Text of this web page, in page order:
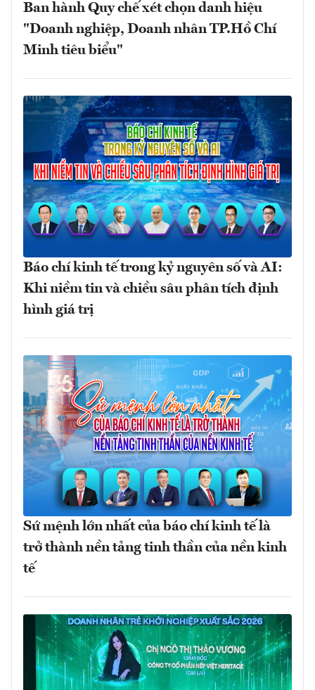
Ban hành Quy chế xét chọn danh hiệu
"Doanh nghiệp, Doanh nhân TP.Hồ Chí
Minh tiêu biểu"
Báo chí kinh tế trong kỷ nguyên số và AI:
Khi niềm tin và chiều sâu phân tích định
hình giá trị
Sứ mệnh lớn nhất của báo chí kinh tế là
trở thành nền tảng tinh thần của nền kinh
tế